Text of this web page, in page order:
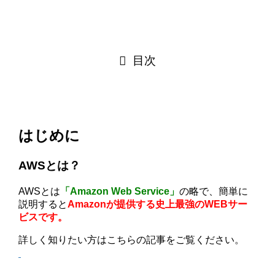
目次
はじめに
AWSとは？
AWSとは 「Amazon Web Service」の略で、簡単に
説明するとAmazonが提供する史上最強のWEBサー
ビスです。
詳しく知りたい方はこちらの記事をご覧ください。